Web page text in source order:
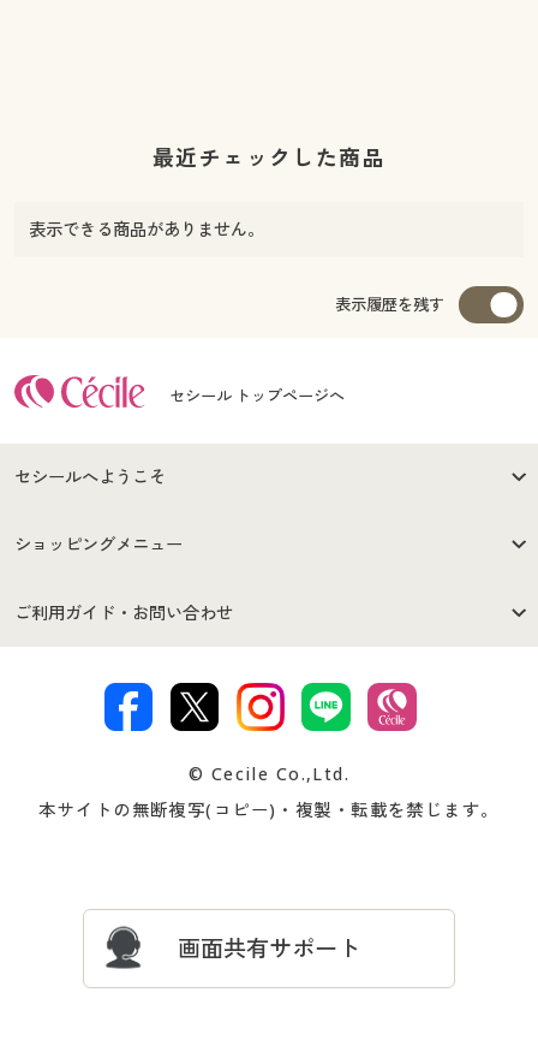
カラー・サイズを選択しカートに入れる
最近チェックした商品
表示できる商品がありません。
表示履歴を残す
セシール トップページへ
セシールへようこそ
はじめての方へ
セシールご利用規約
著作権・商標について 会社案内
ショッピングメニュー
商品カテゴリ
プレゼント＆キャンペーン サイトマップ
ご利用ガイド・お問い合わせ
交換・返品は お支払は
ついて
忘れの場合
© Cecile Co.,Ltd.
本サイトの無断複写(コピー)・複製・転載を禁じます。
画面共有サポート